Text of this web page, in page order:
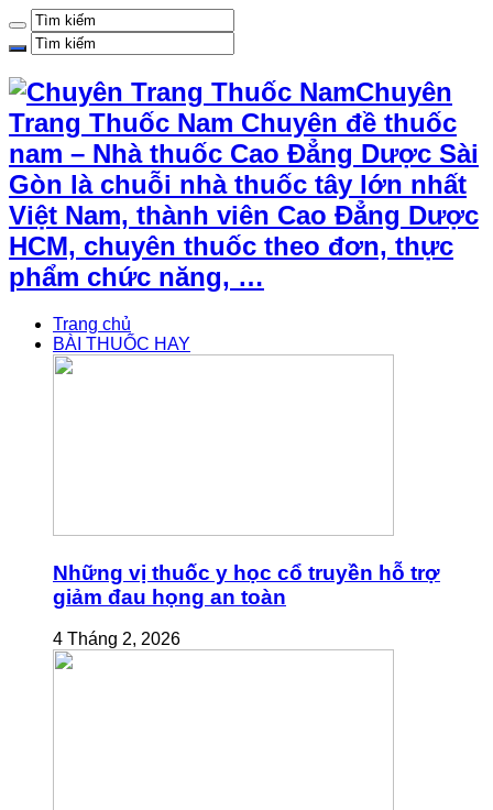
Chuyên
Trang Thuốc Nam Chuyên đề thuốc
nam – Nhà thuốc Cao Đẳng Dược Sài
Gòn là chuỗi nhà thuốc tây lớn nhất
Việt Nam, thành viên Cao Đẳng Dược
HCM, chuyên thuốc theo đơn, thực
phẩm chức năng, …
Trang chủ
BÀI THUỐC HAY
Những vị thuốc y học cổ truyền hỗ trợ
giảm đau họng an toàn
4 Tháng 2, 2026